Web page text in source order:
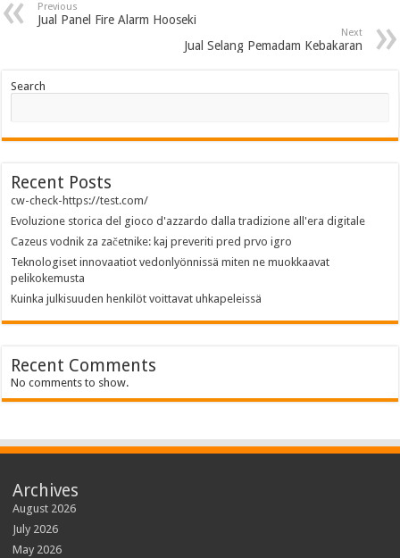
Previous
Jual Panel Fire Alarm Hooseki
Next
Jual Selang Pemadam Kebakaran
Search
Recent Posts
cw-check-https://test.com/
Evoluzione storica del gioco d'azzardo dalla tradizione all'era digitale
Cazeus vodnik za začetnike: kaj preveriti pred prvo igro
Teknologiset innovaatiot vedonlyönnissä miten ne muokkaavat
pelikokemusta
Kuinka julkisuuden henkilöt voittavat uhkapeleissä
Recent Comments
No comments to show.
Archives
August 2026
July 2026
May 2026